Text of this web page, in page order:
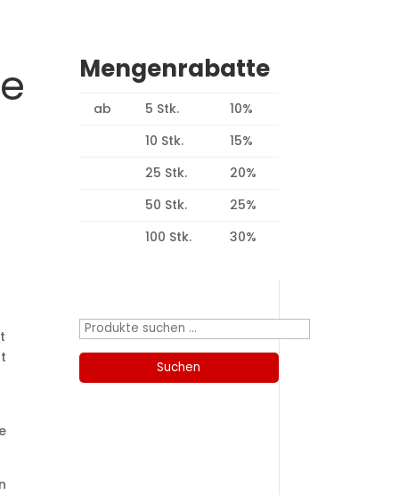
Mengenrabatte
ab 5 Stk.
10%
10 Stk.
15%
25 Stk.
20%
50 Stk.
25%
100 Stk.
30%
Suchen
Suchen